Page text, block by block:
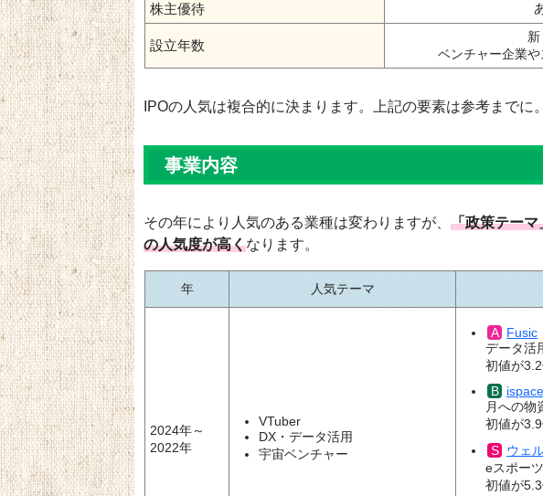
株主優待
設立年数
ベンチャー企業
IPOの人気は複合的に決まります。上記の要素は参考までに。
事業内容
その年により人気のある業種は変わりますが、 「政策テーマ
の人気度が高くなります。
年 人気テーマ
2024年～
2022年
VTuber
DX・データ活用
宇宙ベンチャー
Fusic
データ活
初値が
ispace
月への物
初値が
ウェ
eスポー
初値が